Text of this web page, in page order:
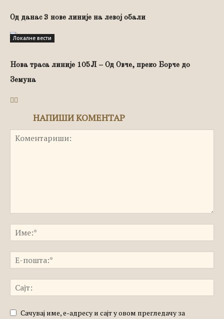
Од данас 3 нове линије на левој обали
Локалне вести
Нова траса линије 105Л – Од Овче, преко Борче до
Земуна
НАПИШИ КОМЕНТАР
Сачувај име, е-адресу и сајт у овом прегледачу за